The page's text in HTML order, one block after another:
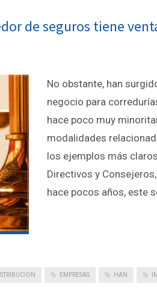
de seguros tiene
No obstante, han
negocio para
hace poco muy
modalidades
los ejemplos más
Directivos y
hace pocos años, este
EMPRESAS HAN